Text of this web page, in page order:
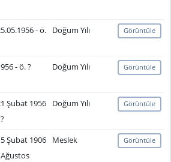
- ö.
Doğum Yılı Görüntüle
- ö. ? Doğum Yılı Görüntüle
Şubat 1956
Doğum Yılı Görüntüle
Şubat 1906
Meslek Görüntüle